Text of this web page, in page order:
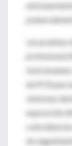
Las pruebas
profesional
nivel
de PCR
síntomas
exposición
de